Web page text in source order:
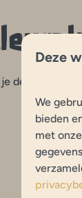
de
Deze
We
bieden
met